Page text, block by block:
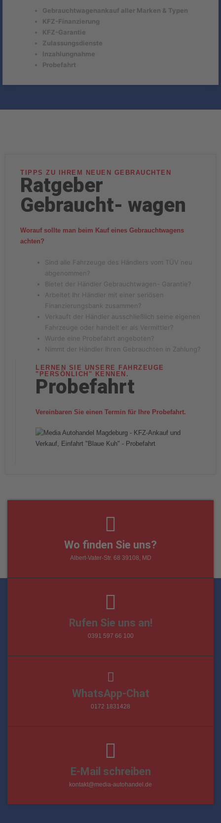
Gebrauchtwagenankauf aller Marken & Typen
KFZ-Finanzierung
KFZ-Garantie
Zulassungsdienste
Inzahlungnahme
Probefahrt
TIPPS ZU IHREM NEUEN GEBRAUCHTEN
Ratgeber
Gebraucht- wagen
Worauf sollte man beim Kauf eines Gebrauchtwagens
achten?
Sind alle Fahrzeuge des Händlers vom TÜV neu
abgenommen?
Bietet der Händler Gebrauchtwagen- Garantie?
Arbeitet Ihr Händler mit einer seriösen
Finanzierungsbank zusammen?
Verkauft der Händler ausschließlich seine eigenen
Fahrzeuge oder handelt er als Vermittler?
Wurde eine Probefahrt angeboten?
Nimmt der Händler Ihren Gebrauchten in Zahlung?
LERNEN SIE UNSERE FAHRZEUGE
"PERSÖNLICH" KENNEN.
Probefahrt
Vereinbaren Sie einen Termin für Ihre Probefahrt.
Wo finden Sie uns?
Albert-Vater-Str. 68 39108, MD
Rufen Sie uns an!
0391 597 66 100
WhatsApp-Chat
0172 1831428
E-Mail schreiben
kontakt@media-autohandel.de